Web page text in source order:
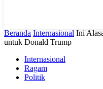
Beranda Internasional Ini
untuk Donald Trump
Internasional
Ragam
Politik